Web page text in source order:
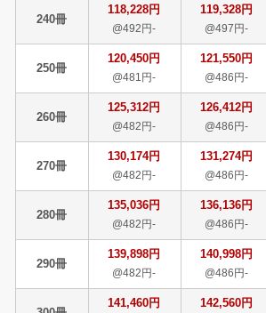
240冊
118,228円
@492円-
119,328円
@497円-
250冊
120,450円
@481円-
121,550円
@486円-
260冊
125,312円
@482円-
126,412円
@486円-
270冊
130,174円
@482円-
131,274円
@486円-
280冊
135,036円
@482円-
136,136円
@486円-
290冊
139,898円
@482円-
140,998円
@486円-
141,460円 142,560円